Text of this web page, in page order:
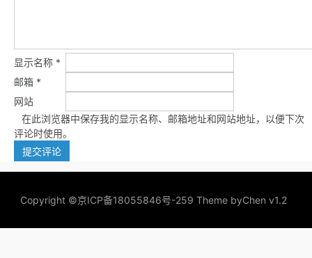
显示名称 *
邮箱 *
网站
在此浏览器中保存我的显示名称、邮箱地址和网站地址，以便下次
评论时使用。
Copyright ©京ICP备18055846号-259 Theme byChen v1.2